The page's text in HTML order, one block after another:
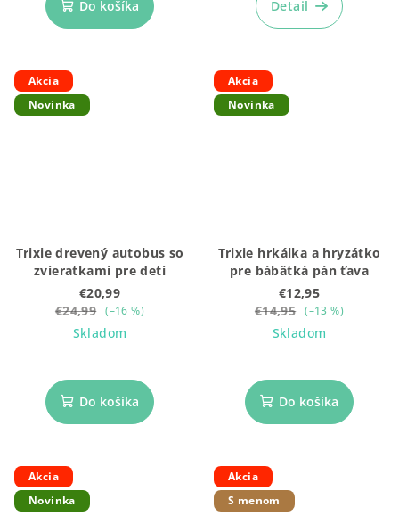
Do košíka Detail
Akcia
Novinka
Trixie drevený autobus so
zvieratkami pre deti
€20,99
€24,99 (–16 %)
Skladom
Do košíka
Akcia
Novinka
Trixie hrkálka a hryzátko
pre bábätká pán ťava
€12,95
€14,95 (–13 %)
Skladom
Do košíka
Akcia
Novinka
Akcia
S menom